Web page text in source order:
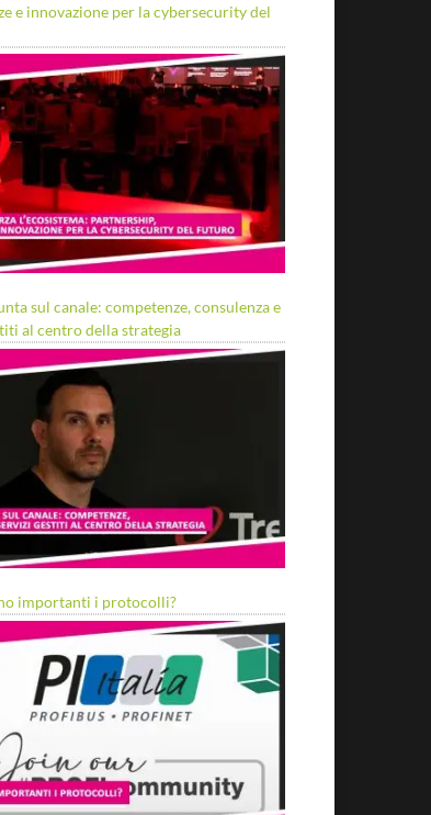
e innovazione per la cybersecurity del
sul canale: competenze, consulenza e
al centro della strategia
importanti i protocolli?